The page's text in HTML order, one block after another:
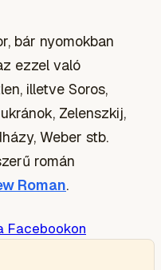
bár nyomokban
ezzel való
illetve Soros,
Zelenszkij,
Weber stb.
román
Roman.
Facebookon